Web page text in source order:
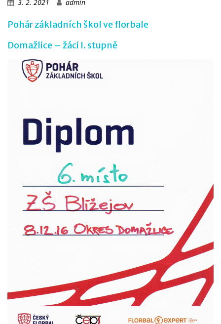
3. 2. 2021 admin
Pohár základních škol ve florbale
Domažlice – žáci I. stupně